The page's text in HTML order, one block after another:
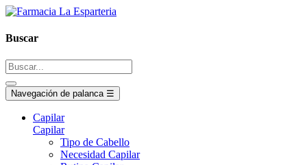
Buscar
Navegación de palanca ☰
Capilar
Capilar
Tipo de Cabello
Necesidad Capilar